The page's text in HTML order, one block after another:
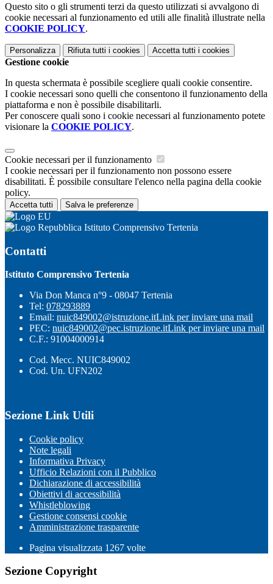
Questo sito o gli strumenti terzi da questo utilizzati si avvalgono di
cookie necessari al funzionamento ed utili alle finalità illustrate nella
COOKIE POLICY.
Personalizza Rifiuta tutti i cookies Accetta tutti i cookies
Gestione cookie
In questa schermata è possibile scegliere quali cookie consentire.
I cookie necessari sono quelli che consentono il funzionamento della
piattaforma e non è possibile disabilitarli.
Per conoscere quali sono i cookie necessari al funzionamento potete
visionare la COOKIE POLICY.
Cookie necessari per il funzionamento
I cookie necessari per il funzionamento non possono essere
disabilitati. È possibile consultare l'elenco nella pagina della cookie
policy.
Accetta tutti Salva le preferenze
Istituto Comprensivo Tertenia
Contatti
Istituto Comprensivo Tertenia
Via Don Manca n°9 - 08047 Tertenia
Tel: 078293889
Email: nuic849002@istruzione.itLink per inviare una mail
PEC: nuic849002@pec.istruzione.itLink per inviare una mail
C.F.: 91004000914
Cod. Mecc. NUIC849002
Cod. Un. UFN202
Sezione Link Utili
Cookie policy
Note legali
Informativa Privacy
Ufficio Relazioni con il Pubblico
Dichiarazione di accessibilità
Obiettivi di accessibilità
Whistleblowing
Gestione consensi cookie
Amministrazione trasparente
Pagina visualizzata 1267 volte
Sezione Copyright